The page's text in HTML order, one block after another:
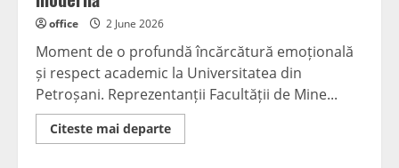
office 2 June 2026
Moment de o profundă încărcătură emoțională
și respect academic la Universitatea din
Petroșani. Reprezentanții Facultății de Mine...
Citeste mai departeRead
more